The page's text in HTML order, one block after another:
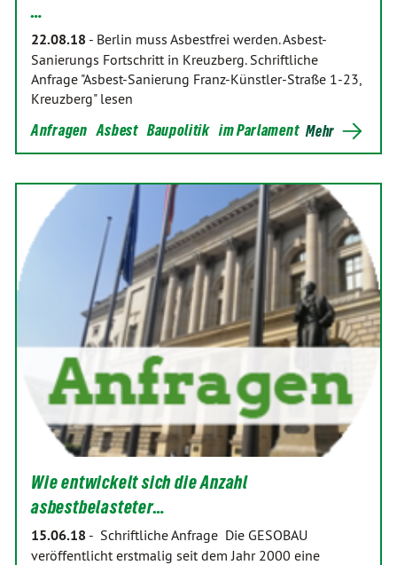
…
22.08.18 - Berlin muss Asbestfrei werden. Asbest-
Sanierungs Fortschritt in Kreuzberg. Schriftliche
Anfrage "Asbest-Sanierung Franz-Künstler-Straße 1-23,
Kreuzberg" lesen
Anfragen Asbest Baupolitik im Parlament Mehr
Wie entwickelt sich die Anzahl
asbestbelasteter…
15.06.18 - Schriftliche Anfrage Die GESOBAU
veröffentlicht erstmalig seit dem Jahr 2000 eine